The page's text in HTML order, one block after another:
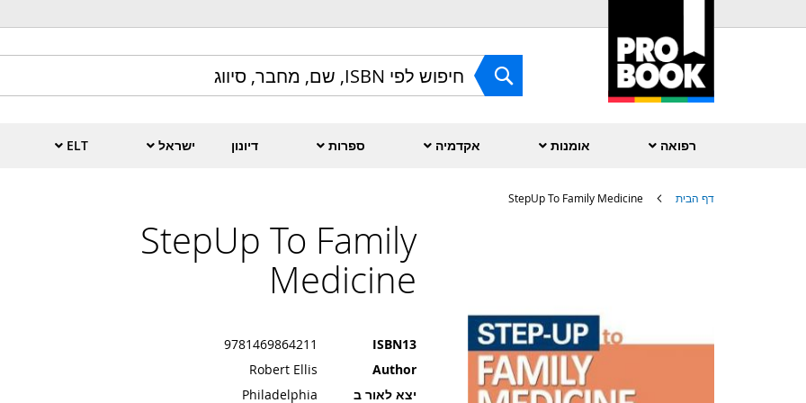
to
Content
חפש
רפואה אומנות אקדמיה ספרות דיונון ישראל ELT
דף הבית StepUp To Family Medicine
StepUp To Family
Medicine
ISBN13
9781469864211
Author
Robert Ellis
יצא לאור ב
Philadelphia